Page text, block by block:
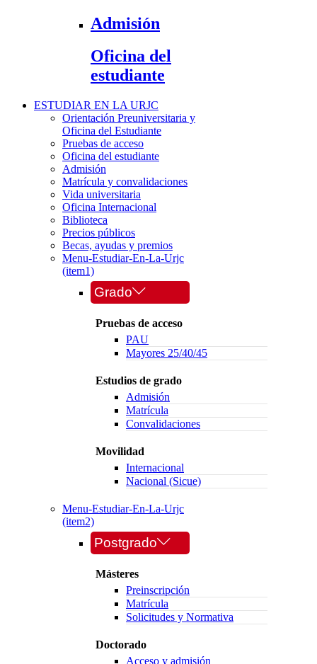
Admisión
Oficina del
estudiante
ESTUDIAR EN LA URJC
Orientación Preuniversitaria y
Oficina del Estudiante
Pruebas de acceso
Oficina del estudiante
Admisión
Matrícula y convalidaciones
Vida universitaria
Oficina Internacional
Biblioteca
Precios públicos
Becas, ayudas y premios
Menu-Estudiar-En-La-Urjc
(item1)
Grado
Pruebas de acceso
PAU
Mayores 25/40/45
Estudios de grado
Admisión
Matrícula
Convalidaciones
Movilidad
Internacional
Nacional (Sicue)
Menu-Estudiar-En-La-Urjc
(item2)
Postgrado
Másteres
Preinscripción
Matrícula
Solicitudes y Normativa
Doctorado
Acceso y admisión